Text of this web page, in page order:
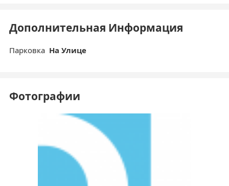
Дополнительная Информация
Парковка На Улице
Фотографии